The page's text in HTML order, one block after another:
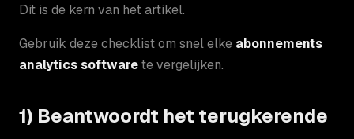
Dit is de kern van het artikel.
Gebruik deze checklist om snel elke abonnements
analytics softwarete vergelijken.
1) Beantwoordt het terugkerende